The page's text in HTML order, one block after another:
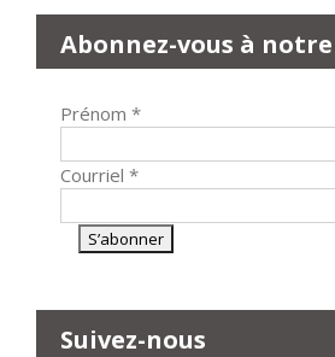
Abonnez-vous à
Prénom *
Courriel *
Suivez-nous